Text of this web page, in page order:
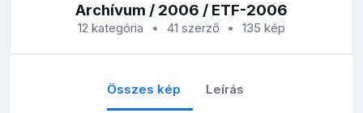
Archívum / 2006 / ETF-2006
12 kategória 41 szerző 135 kép
Összes kép Leírás